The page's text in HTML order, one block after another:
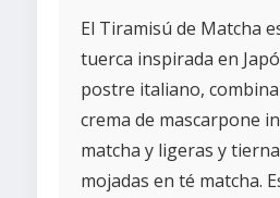
El Tiramisú de Matcha
tuerca inspirada en
postre italiano,
crema de mascarpone
matcha y ligeras y
mojadas en té matcha.